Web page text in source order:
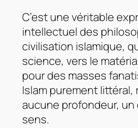
C’est une véritable
intellectuel des
civilisation islamique,
science, vers le
pour des masses
Islam purement
aucune profondeur,
sens.